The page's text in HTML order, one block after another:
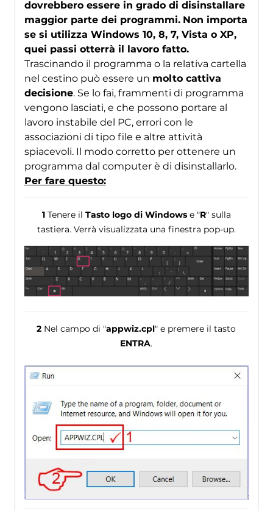
dovrebbero essere in grado di disinstallare
maggior parte dei programmi. Non importa
se si utilizza Windows 10, 8, 7, Vista o XP,
quei passi otterrà il lavoro fatto.
Trascinando il programma o la relativa cartella
nel cestino può essere un molto cattiva
decisione. Se lo fai, frammenti di programma
vengono lasciati, e che possono portare al
lavoro instabile del PC, errori con le
associazioni di tipo file e altre attività
spiacevoli. Il modo corretto per ottenere un
programma dal computer è di disinstallarlo.
Per fare questo:
1Tenere il Tasto logo di Windowse "R" sulla
tastiera. Verrà visualizzata una finestra pop-up.
2 Nel campo di "appwiz.cpl" e premere il tasto
ENTRA.